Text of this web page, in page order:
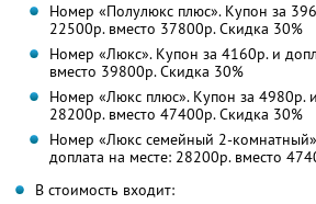
Номер «Полулюкс плюс». Купон за
22500р. вместо 37800р. Скидка 30%
Номер «Люкс». Купон за 4160р. и
вместо 39800р. Скидка 30%
Номер «Люкс плюс». Купон за 4980р.
28200р. вместо 47400р. Скидка 30%
Номер «Люкс семейный 2-
доплата на месте: 28200р. вместо
В стоимость входит: